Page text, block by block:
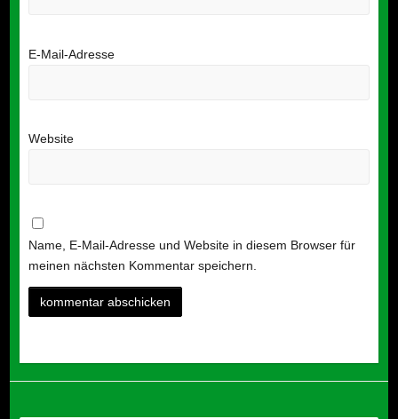
E-Mail-Adresse
Website
Name, E-Mail-Adresse und Website in diesem Browser für
meinen nächsten Kommentar speichern.